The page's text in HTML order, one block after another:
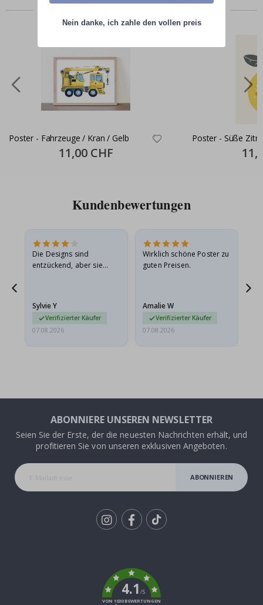
Zusammen gekaufte Produkte
Poster - Fahrzeuge / Kran / Gelb
Special
Price
11,00 CHF
Poster - Süße
Price
Kundenbewertungen
Die Designs sind
entzückend, aber sie
sie…
Sylvie Y
Verifizierter Käufer
07.08.2026
Wirklich schöne Poster zu
guten Preisen.
Amalie W
Verifizierter Käufer
07.08.2026
ABONNIERE UNSEREN NEWSLETTER
Seien Sie der Erste, der die neuesten Nachrichten erhält, und
profitieren Sie von unseren exklusiven Angeboten.
ABONNIEREN
4.1/5
VON 1030 BEWERTUNGEN
Nein danke, ich zahle den vollen preis